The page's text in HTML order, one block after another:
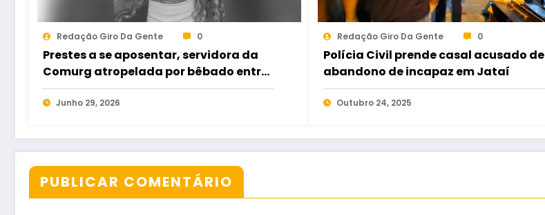
Redação Giro Da Gente 0
Prestes a se aposentar, servidora da
Comurg atropelada por bêbado entra
em protocolo de morte encefálica
Junho 29, 2026
Redação Giro Da Gente 0
Polícia Civil prende casal acusado de
abandono de incapaz em Jataí
Outubro 24, 2025
PUBLICAR COMENTÁRIO